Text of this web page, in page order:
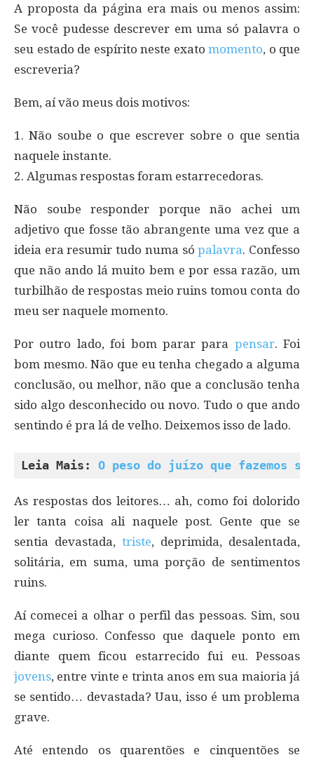
A proposta da página era mais ou menos assim:
Se você pudesse descrever em uma só palavra o
seu estado de espírito neste exato momento, o que
escreveria?
Bem, aí vão meus dois motivos:
1. Não soube o que escrever sobre o que sentia
naquele instante.
2. Algumas respostas foram estarrecedoras.
Não soube responder porque não achei um
adjetivo que fosse tão abrangente uma vez que a
ideia era resumir tudo numa sópalavra. Confesso
que não ando lá muito bem e por essa razão, um
turbilhão de respostas meio ruins tomou conta do
meu ser naquele momento.
Por outro lado, foi bom parar para pensar. Foi
bom mesmo. Não que eu tenha chegado a alguma
conclusão, ou melhor, não que a conclusão tenha
sido algo desconhecido ou novo. Tudo o que ando
sentindo é pra lá de velho. Deixemos isso de lado.
Leia Mais: O peso do juízo que fazemos
As respostas dos leitores… ah, como foi dolorido
ler tanta coisa ali naquele post. Gente que se
sentia devastada, triste, deprimida, desalentada,
solitária, em suma, uma porção de sentimentos
ruins.
Aí comecei a olhar o perfil das pessoas. Sim, sou
mega curioso. Confesso que daquele ponto em
diante quem ficou estarrecido fui eu. Pessoas
jovens, entre vinte e trinta anos em sua maioria já
se sentido… devastada? Uau, isso é um problema
grave.
Até entendo os quarentões e cinquentões se